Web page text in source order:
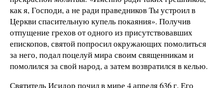
как я, Господи, а не ради праведников Ты устроил в
Церкви спасительную купель покаяния». Получив
отпущение грехов от одного из присутствовавших
епископов, святой попросил окружающих помолиться
за него, подал поцелуй мира своим священникам и
помолился за свой народ, а затем возвратился в келью.
Святитель Исидор почил в мире 4 апреля 636 г. Его